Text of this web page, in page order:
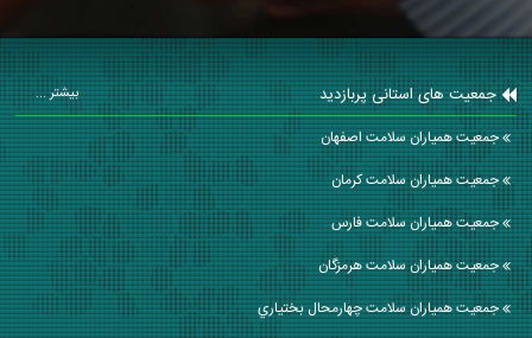
جمعیت های استانی پربازدید بیشتر ...
جمعیت همیاران سلامت اصفهان
جمعیت همیاران سلامت كرمان
جمعیت همیاران سلامت فارس
جمعیت همیاران سلامت هرمزگان
جمعیت همیاران سلامت چهارمحال بختياري